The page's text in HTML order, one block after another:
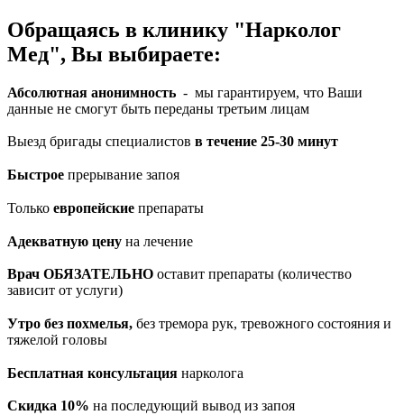
Обращаясь в клинику "Нарколог
Мед", Вы выбираете:
Абсолютная анонимность - мы гарантируем, что Ваши
данные не смогут быть переданы третьим лицам
Выезд бригады специалистов в течение 25-30 минут
Быстрое прерывание запоя
Только европейские препараты
Адекватную цену на лечение
Врач ОБЯЗАТЕЛЬНО оставит препараты (количество
зависит от услуги)
Утро без похмелья, без тремора рук, тревожного состояния и
тяжелой головы
Бесплатная консультация нарколога
Скидка 10% на последующий вывод из запоя